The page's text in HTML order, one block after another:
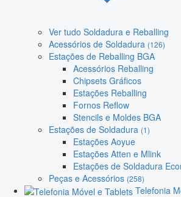
Ver tudo Soldadura e Reballing
Acessórios de Soldadura (126)
Estações de Reballing BGA
Acessórios Reballing
Chipsets Gráficos
Estações Reballing
Fornos Reflow
Stencils e Moldes BGA
Estações de Soldadura (1)
Estações Aoyue
Estações Atten e Mlink
Estações de Soldadura
Peças e Acessórios (258)
Telefonia